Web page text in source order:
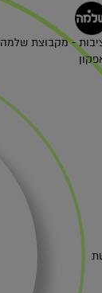
- מקבוצת שלמה